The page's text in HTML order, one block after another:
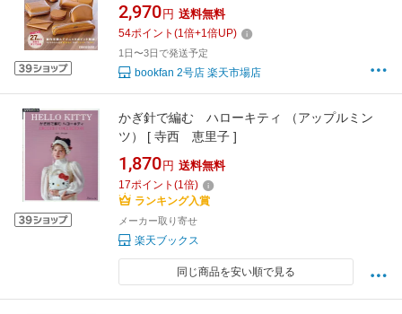
2,970 円 送料無料
54ポイント (1倍+1倍UP)
1日〜3日で発送予定
bookfan 2号店 楽天市場店
かぎ針で編む ハローキティ （アップルミン
ツ） [ 寺西 恵里子 ]
1,870 円 送料無料
17ポイント (1倍)
ランキング入賞
メーカー取り寄せ
楽天ブックス
同じ商品を安い順で見る